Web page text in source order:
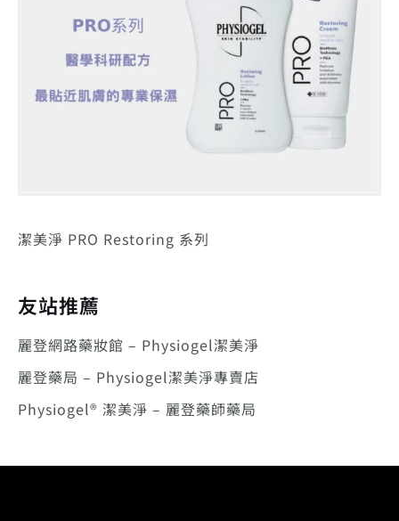
潔美淨 PRO Restoring 系列
友站推薦
麗登網路藥妝館 – Physiogel潔美淨
麗登藥局 – Physiogel潔美淨專賣店
Physiogel® 潔美淨 – 麗登藥師藥局